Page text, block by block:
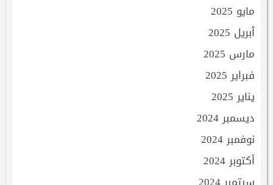
مايو 2025
أبريل 2025
مارس 2025
فبراير 2025
يناير 2025
ديسمبر 2024
نوفمبر 2024
أكتوبر 2024